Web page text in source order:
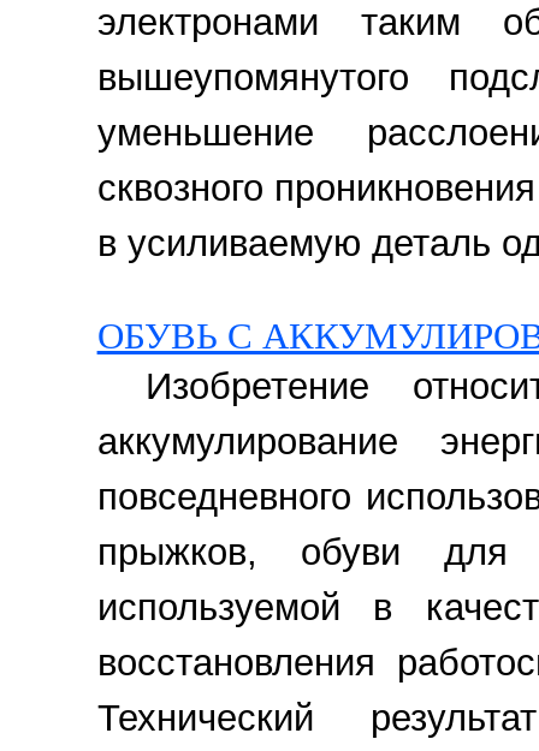
электронами таким
вышеупомянутого
уменьшение
сквозного
в усиливаемую деталь
ОБУВЬ С
Изобретение
аккумулирование
повседневного
прыжков, обуви для
используемой в
восстановления
Технический